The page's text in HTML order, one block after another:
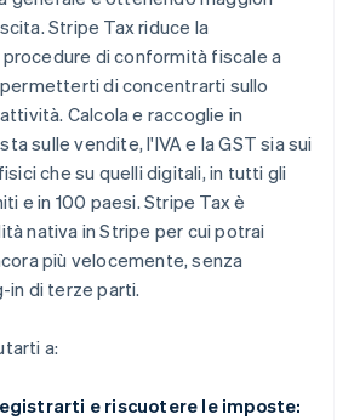
Stripe Tax riduce la
di conformità fiscale a
di concentrarti sullo
Calcola e raccoglie in
sulle vendite, l'IVA e la GST sia sui
che su quelli digitali, in tutti gli
e in 100 paesi. Stripe Tax è
nativa in Stripe per cui potrai
più velocemente, senza
in di terze parti.
a:
e riscuotere le imposte: